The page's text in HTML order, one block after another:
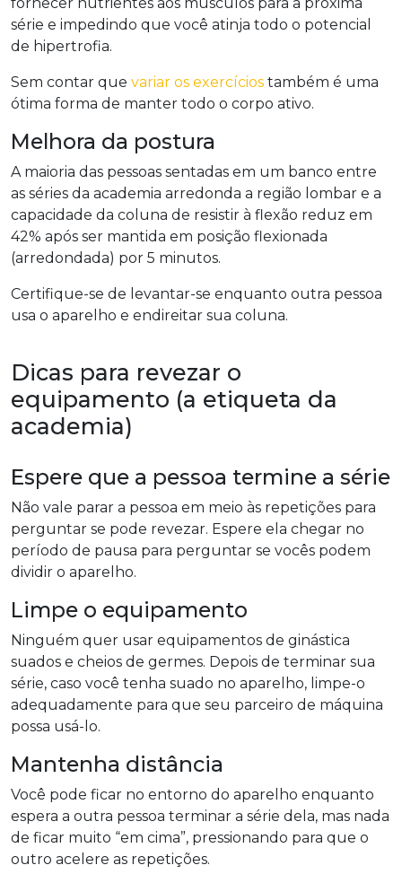
série e impedindo que você atinja todo o potencial
de hipertrofia.
Sem contar que variar os exercícios também é uma
ótima forma de manter todo o corpo ativo.
Melhora da postura
A maioria das pessoas sentadas em um banco entre
as séries da academia arredonda a região lombar e a
capacidade da coluna de resistir à flexão reduz em
42% após ser mantida em posição flexionada
(arredondada) por 5 minutos.
Certifique-se de levantar-se enquanto outra pessoa
usa o aparelho e endireitar sua coluna.
Dicas para revezar o
equipamento (a etiqueta da
academia)
Espere que a pessoa termine a série
Não vale parar a pessoa em meio às repetições para
perguntar se pode revezar. Espere ela chegar no
período de pausa para perguntar se vocês podem
dividir o aparelho.
Limpe o equipamento
Ninguém quer usar equipamentos de ginástica
suados e cheios de germes. Depois de terminar sua
série, caso você tenha suado no aparelho, limpe-o
adequadamente para que seu parceiro de máquina
possa usá-lo.
Mantenha distância
Você pode ficar no entorno do aparelho enquanto
espera a outra pessoa terminar a série dela, mas nada
de ficar muito “em cima”, pressionando para que o
outro acelere as repetições.